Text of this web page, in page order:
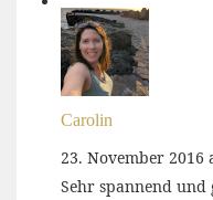
Carolin
23. November 2016
Sehr spannend